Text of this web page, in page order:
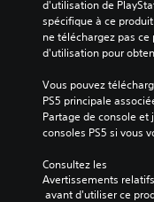
d'utilisation de
spécifique à ce
ne téléchargez pas ce
d'utilisation pour
Vous pouvez
PS5 principale
Partage de console et
consoles PS5 si vous
Consultez les
Avertissements